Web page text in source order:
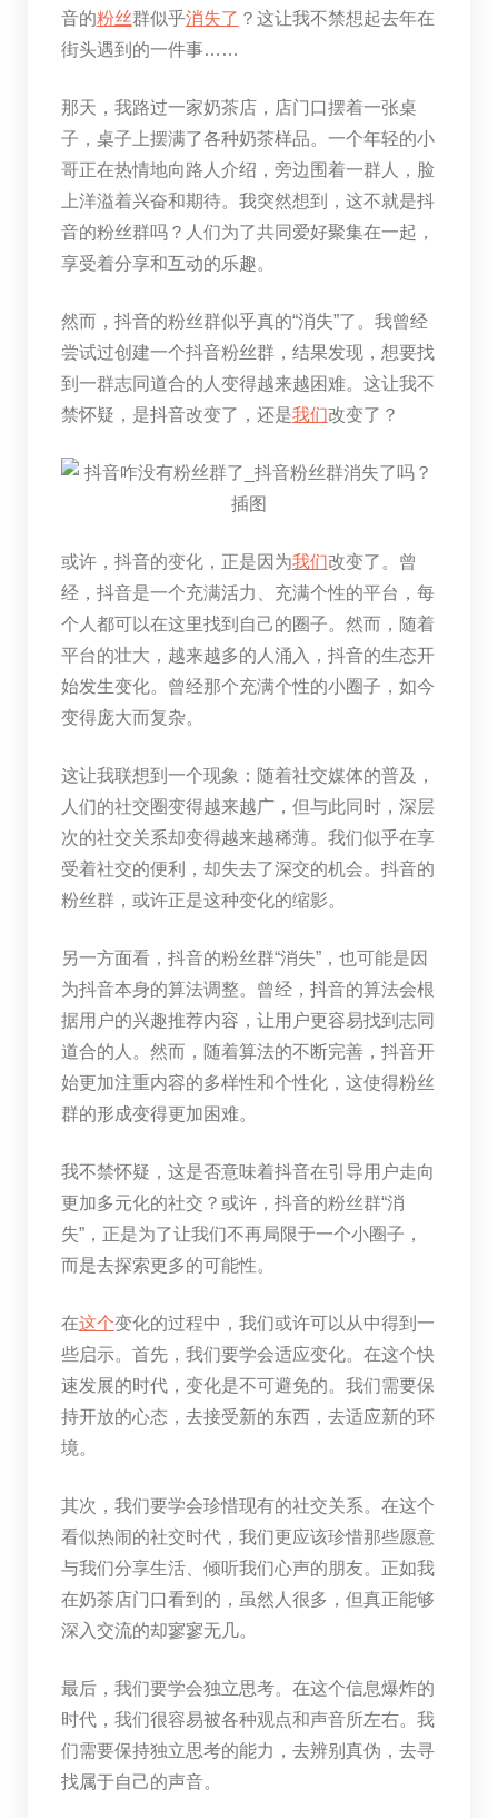
音的粉丝群似乎消失了 ？这让我不禁想起去年在
街头遇到的一件事……
那天，我路过一家奶茶店，店门口摆着一张桌
子，桌子上摆满了各种奶茶样品。一个年轻的小
哥正在热情地向路人介绍，旁边围着一群人，脸
上洋溢着兴奋和期待。我突然想到，这不就是抖
音的粉丝群吗？人们为了共同爱好聚集在一起，
享受着分享和互动的乐趣。
然而，抖音的粉丝群似乎真的“消失”了。我曾经
尝试过创建一个抖音粉丝群，结果发现，想要找
到一群志同道合的人变得越来越困难。这让我不
禁怀疑，是抖音改变了，还是我们改变了？
或许，抖音的变化，正是因为我们改变了。曾
经，抖音是一个充满活力、充满个性的平台，每
个人都可以在这里找到自己的圈子。然而，随着
平台的壮大，越来越多的人涌入，抖音的生态开
始发生变化。曾经那个充满个性的小圈子，如今
变得庞大而复杂。
这让我联想到一个现象：随着社交媒体的普及，
人们的社交圈变得越来越广，但与此同时，深层
次的社交关系却变得越来越稀薄。我们似乎在享
受着社交的便利，却失去了深交的机会。抖音的
粉丝群，或许正是这种变化的缩影。
另一方面看，抖音的粉丝群“消失”，也可能是因
为抖音本身的算法调整。曾经，抖音的算法会根
据用户的兴趣推荐内容，让用户更容易找到志同
道合的人。然而，随着算法的不断完善，抖音开
始更加注重内容的多样性和个性化，这使得粉丝
群的形成变得更加困难。
我不禁怀疑，这是否意味着抖音在引导用户走向
更加多元化的社交？或许，抖音的粉丝群“消
失”，正是为了让我们不再局限于一个小圈子，
而是去探索更多的可能性。
在这个变化的过程中，我们或许可以从中得到一
些启示。首先，我们要学会适应变化。在这个快
速发展的时代，变化是不可避免的。我们需要保
持开放的心态，去接受新的东西，去适应新的环
境。
其次，我们要学会珍惜现有的社交关系。在这个
看似热闹的社交时代，我们更应该珍惜那些愿意
与我们分享生活、倾听我们心声的朋友。正如我
在奶茶店门口看到的，虽然人很多，但真正能够
深入交流的却寥寥无几。
最后，我们要学会独立思考。在这个信息爆炸的
时代，我们很容易被各种观点和声音所左右。我
们需要保持独立思考的能力，去辨别真伪，去寻
找属于自己的声音。